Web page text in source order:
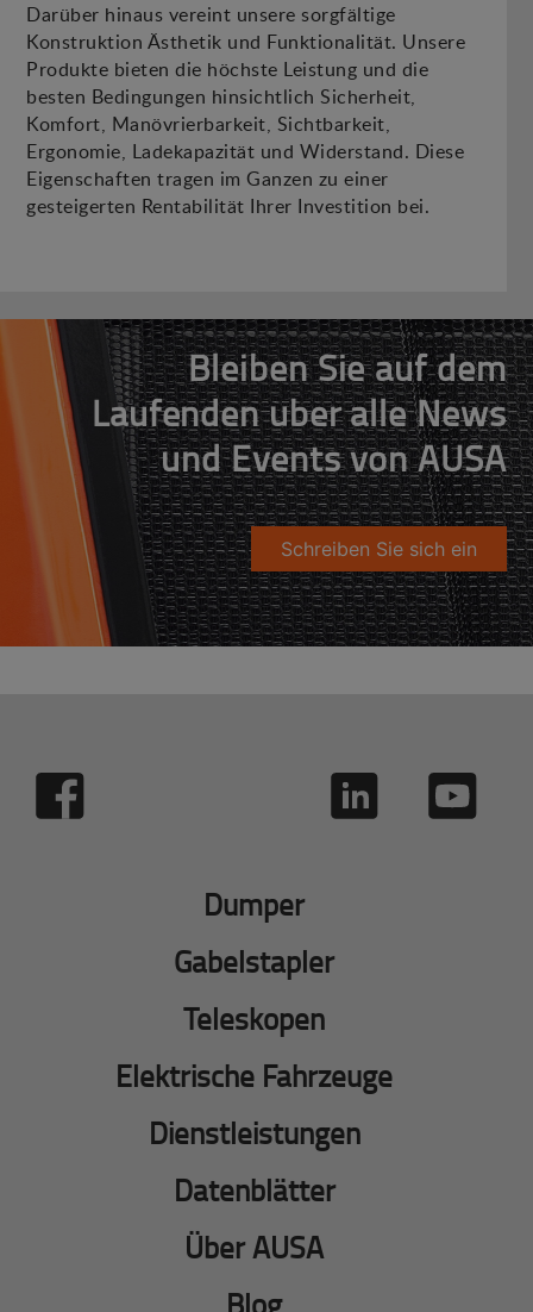
Darüber hinaus vereint unsere sorgfältige
Konstruktion Ästhetik und Funktionalität. Unsere
Produkte bieten die höchste Leistung und die
besten Bedingungen hinsichtlich Sicherheit,
Komfort, Manövrierbarkeit, Sichtbarkeit,
Ergonomie, Ladekapazität und Widerstand. Diese
Eigenschaften tragen im Ganzen zu einer
gesteigerten Rentabilität Ihrer Investition bei.
Bleiben Sie auf dem
Laufenden über alle News
und Events von AUSA
Schreiben Sie sich ein
Dumper
Gabelstapler
Teleskopen
Elektrische Fahrzeuge
Dienstleistungen
Datenblätter
Über AUSA